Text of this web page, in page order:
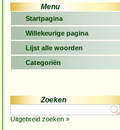
Menu
Startpagina
Willekeurige pagina
Lijst alle woorden
Categoriën
Zoeken
Uitgebreid zoeken »